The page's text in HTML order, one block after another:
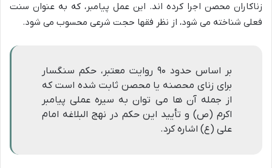
زناکاران محصن اجرا کرده اند. این عمل پیامبر، که به عنوان سنت
فعلی شناخته می شود، از نظر فقها حجت شرعی محسوب می شود.
بر اساس حدود ۹۰ روایت معتبر، حکم سنگسار
برای زنای محصنه یا محصن ثابت شده است که
از جمله آن ها می توان به سیره عملی پیامبر
اکرم (ص) و تأیید این حکم در نهج البلاغه امام
علی (ع) اشاره کرد.